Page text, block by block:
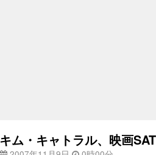
キム・キャトラル、映画